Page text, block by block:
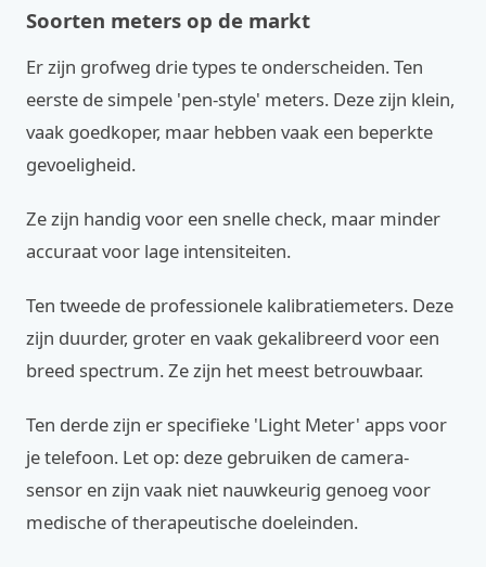
Soorten meters op de markt
Er zijn grofweg drie types te onderscheiden. Ten
eerste de simpele 'pen-style' meters. Deze zijn klein,
vaak goedkoper, maar hebben vaak een beperkte
gevoeligheid.
Ze zijn handig voor een snelle check, maar minder
accuraat voor lage intensiteiten.
Ten tweede de professionele kalibratiemeters. Deze
zijn duurder, groter en vaak gekalibreerd voor een
breed spectrum. Ze zijn het meest betrouwbaar.
Ten derde zijn er specifieke 'Light Meter' apps voor
je telefoon. Let op: deze gebruiken de camera-
sensor en zijn vaak niet nauwkeurig genoeg voor
medische of therapeutische doeleinden.